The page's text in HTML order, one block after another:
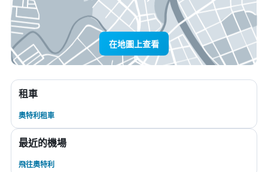
在地圖上查看
租車
奧特利租車
最近的機場
飛往奧特利